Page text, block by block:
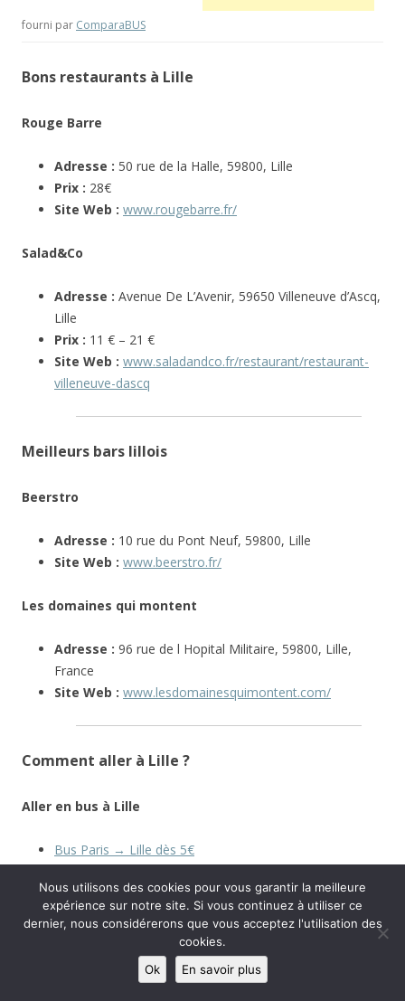
fourni par ComparaBUS
Bons restaurants à Lille
Rouge Barre
Adresse : 50 rue de la Halle, 59800, Lille
Prix : 28€
Site Web : www.rougebarre.fr/
Salad&Co
Adresse : Avenue De L’Avenir, 59650 Villeneuve d’Ascq,
Lille
Prix : 11 € – 21 €
Site Web : www.saladandco.fr/restaurant/restaurant-
villeneuve-dascq
Meilleurs bars lillois
Beerstro
Adresse : 10 rue du Pont Neuf, 59800, Lille
Site Web : www.beerstro.fr/
Les domaines qui montent
Adresse : 96 rue de l Hopital Militaire, 59800, Lille,
France
Site Web : www.lesdomainesquimontent.com/
Comment aller à Lille ?
Aller en bus à Lille
Bus Paris → Lille dès 5€
Bus Bordeaux → Lille dès 34€
Train Rouen → Lille dès 32€
Nous utilisons des cookies pour vous garantir la meilleure
expérience sur notre site. Si vous continuez à utiliser ce
dernier, nous considérerons que vous acceptez l'utilisation des
cookies.
Ok
En savoir plus